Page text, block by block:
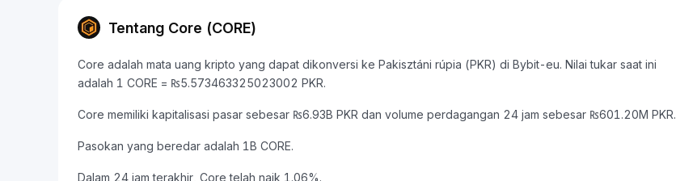
Tentang Core (CORE)
Core adalah mata uang kripto yang dapat dikonversi ke Pakisztáni rúpia (PKR) di Bybit-eu. Nilai tukar saat ini
adalah 1 CORE = ₨5.573463325023002 PKR.
Core memiliki kapitalisasi pasar sebesar ₨6.93B PKR dan volume perdagangan 24 jam sebesar ₨601.20M PKR.
Pasokan yang beredar adalah 1B CORE.
Dalam 24 jam terakhir, Core telah naik 1.06%.